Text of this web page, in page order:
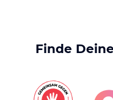
Finde